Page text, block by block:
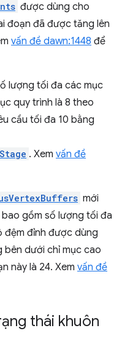
được dùng cho
đoạn đã được tăng lên
vấn đề dawn:1448 để
lượng tối đa các mục
quy trình là 8 theo
cầu tối đa 10 bằng
. Xem vấn đề
mới
gồm số lượng tối đa
đệm đỉnh được dùng
bên dưới chỉ mục cao
này là 24. Xem vấn đề
thái khuôn